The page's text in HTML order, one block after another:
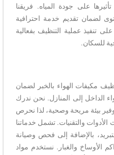
على جودة المياه. فريقنا
لضمان تقديم خدمة احترافية
تنفيذ عملية التنظيف بفعالية
للسكان.
مكيفات الهواء بالخبر لضمان
الداخل إلى المنازل. نحن ندرك
بيئة مريحة وصحية، لذا نحرص
الأدوات والتقنيات. تشمل خدماتنا
بالإضافة إلى فحص وصيانة
الأوساخ والغبار. نستخدم مواد